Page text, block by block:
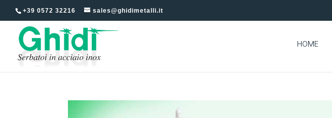
+39 0572 32216 sales@ghidimetalli.it
HOME